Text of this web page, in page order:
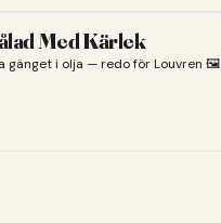
Med Kärlek
gänget i olja — redo för Louvren 🖼️